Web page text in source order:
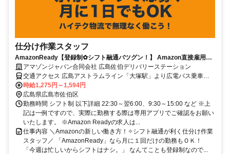
仕分け作業スタッフ
AmazonReady【登録制✿シフト融通バツグン！】 Amazon直接雇用の
レア求人！自分のペースでシフトIN♪未経験OK◎服装・髪型・髪色自
由！
アマゾンジャパン合同会社 広島佐伯デリバリーステーション
交通アクセス 広島アストラムライン「大塚駅」より広電バス乗車、
「 こころ第三産業用地」下車 ※シャトルバス運行なし ※自転車通勤
可 ※車、バイク通勤可
時給1,275円～1,594円
広島県広島市佐伯区
勤務時間 シフト制 以下詳細 22:30～翌6:00、9:30～15:00 など ※上
記は一例ですので、実際に勤務する際は専用アプリでご確認をお願い
いたします。 ※Amazon Readyの求人は...
仕事内容 ＼Amazonの新しい働き方！✧シフト融通が利く仕分け作業
スタッフ／ 「AmazonReady」なら月に１回だけの勤務もＯＫ！
「今週は忙しいからシフトはナシ。」 なんてことも登録制なので...